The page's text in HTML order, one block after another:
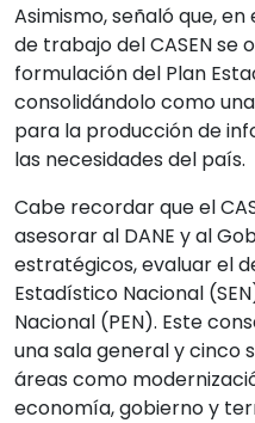
Asimismo, señaló que,
de trabajo del CASEN se
formulación del Plan
consolidándolo como
para la producción de
las necesidades del país.
Cabe recordar que el
asesorar al DANE y al
estratégicos, evaluar el
Estadístico Nacional
Nacional (PEN). Este
una sala general y cinco
áreas como
economía, gobierno y